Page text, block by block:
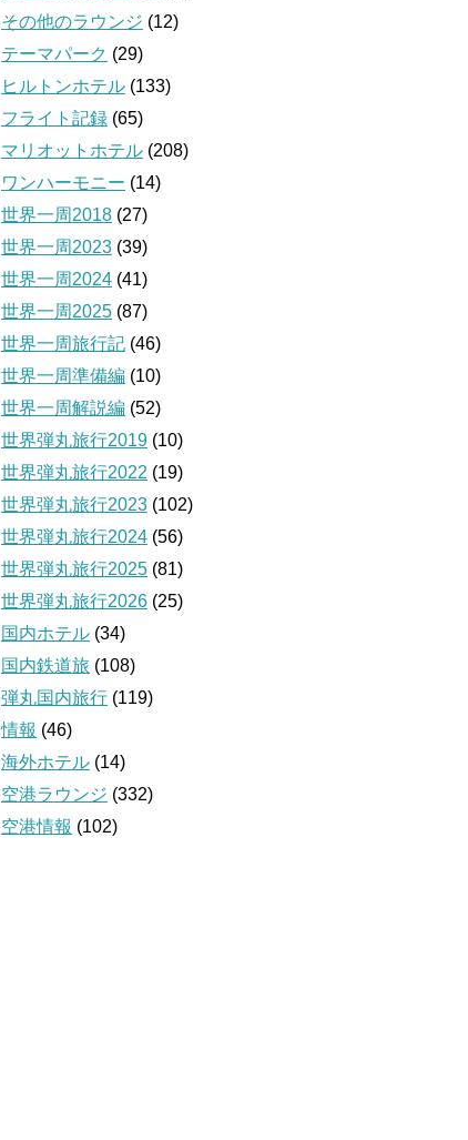
その他のラウンジ (12)
テーマパーク (29)
ヒルトンホテル (133)
フライト記録 (65)
マリオットホテル (208)
ワンハーモニー (14)
世界一周2018 (27)
世界一周2023 (39)
世界一周2024 (41)
世界一周2025 (87)
世界一周旅行記 (46)
世界一周準備編 (10)
世界一周解説編 (52)
世界弾丸旅行2019 (10)
世界弾丸旅行2022 (19)
世界弾丸旅行2023 (102)
世界弾丸旅行2024 (56)
世界弾丸旅行2025 (81)
世界弾丸旅行2026 (25)
国内ホテル (34)
国内鉄道旅 (108)
弾丸国内旅行 (119)
情報 (46)
海外ホテル (14)
空港ラウンジ (332)
空港情報 (102)